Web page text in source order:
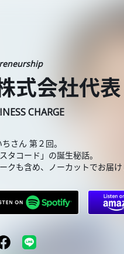
式会社代
CHARGE
さん 第２回。
タコード」の誕生秘話。
クも含め、ノーカットでお届け